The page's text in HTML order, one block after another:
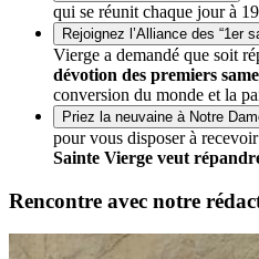
qui se réunit chaque jour à
Rejoignez l’Alliance des “1er
Vierge a demandé que soit
dévotion des premiers
conversion du monde et la
Priez la neuvaine à Notre
pour vous disposer à
Sainte Vierge veut
Rencontre avec notre